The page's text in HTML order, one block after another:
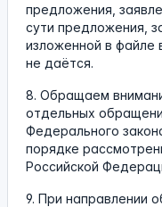
предложения,
сути предложения,
изложенной в файле
не даётся.
8. Обращаем
отдельных
Федерального
порядке
Российской
9. При направлении